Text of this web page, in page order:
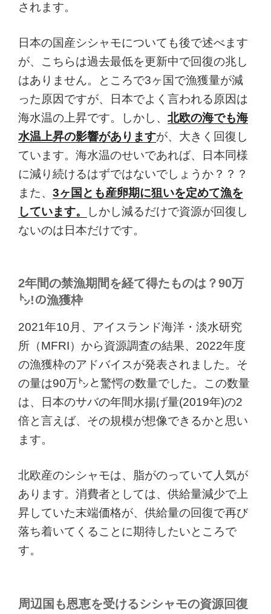
されます。
日本の国産シシャモについても後で述べます
が、こちらは過去最低を更新中で回復の兆し
はありません。ところで3ヶ国で漁獲量が減
った原因ですが、日本でよく言われる原因は
海水温の上昇です。しかし、 北欧の海でも海
水温上昇の影響がありますが、大きく回復し
ています。海水温のせいであれば、日本同様
に減り続けるはずではないでしょうか？？？
また、 3ヶ国とも産卵期に狙いを定めて漁を
しています。
しかし減るだけで資源が回復し
ないのは日本だけです。
2年間の禁漁期間を経て得たものは？90万
㌧!の漁獲枠
2021年10月、アイスランド海洋・淡水研究
所（MFRI）から資源調査の結果、2022年度
の漁獲枠のアドバイスが発表されました。そ
の量は90万㌧と驚愕の数量でした。この数量
は、日本のサバの年間水揚げ量(2019年)の2
倍と言えば、その規模が想像できるかと思い
ます。
北欧産のシシャモは、脂がのっていて人気が
あります。消費者としては、供給量減少で上
昇していた末端価格が、供給量の回復で再び
落ち着いてくることに期待したいところで
す。
周辺国も恩恵を受けるシシャモの資源回復